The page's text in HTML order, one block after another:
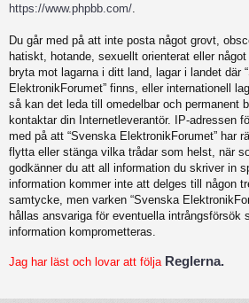
https://www.phpbb.com/
Du går med på att inte posta något grovt,
hatiskt, hotande, sexuellt orienterat eller
bryta mot lagarna i ditt land, lagar i landet där
ElektronikForumet” finns, eller internationell
så kan det leda till omedelbar och permanent
kontaktar din Internetleverantör. IP-adressen
med på att “Svenska ElektronikForumet” har
flytta eller stänga vilka trådar som helst, när
godkänner du att all information du skriver in
information kommer inte att delges till någon
samtycke, men varken “Svenska
hållas ansvariga för eventuella intrångsförsök
information komprometteras.
Jag har läst och lovar att följa Reglerna.